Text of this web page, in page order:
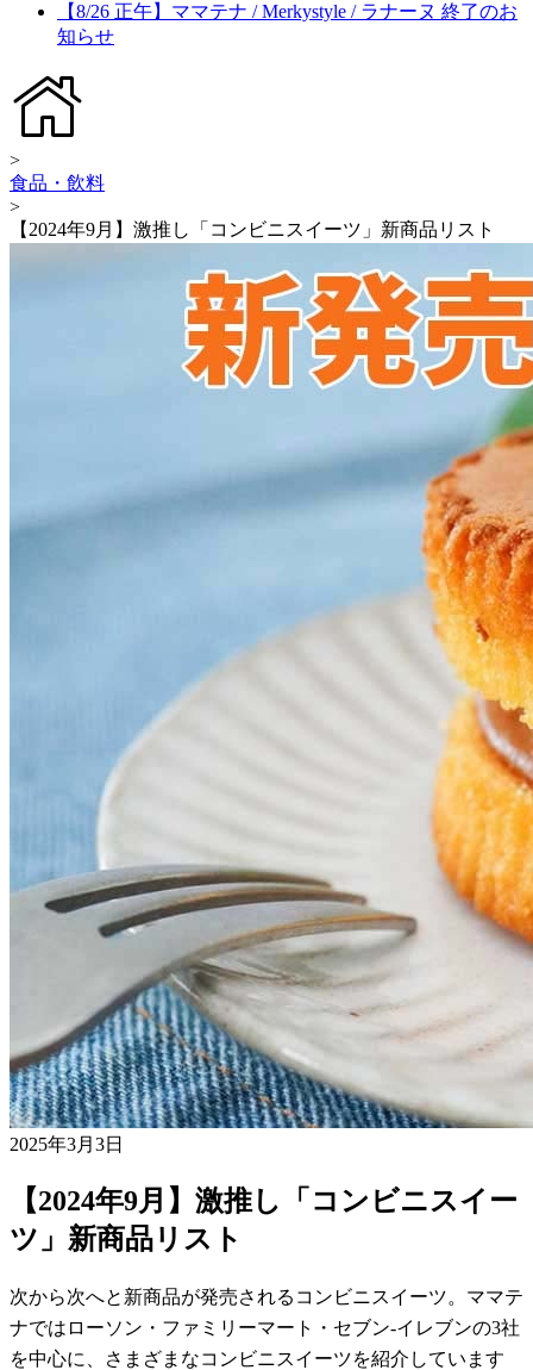
【8/26 正午】ママテナ / Merkystyle / ラナーヌ 終了のお
知らせ
>
食品・飲料
>
【2024年9月】激推し「コンビニスイーツ」新商品リスト
2025年3月3日
【2024年9月】激推し「コンビニスイー
ツ」新商品リスト
次から次へと新商品が発売されるコンビニスイーツ。ママテ
ナではローソン・ファミリーマート・セブン-イレブンの3社
を中心に、さまざまなコンビニスイーツを紹介しています